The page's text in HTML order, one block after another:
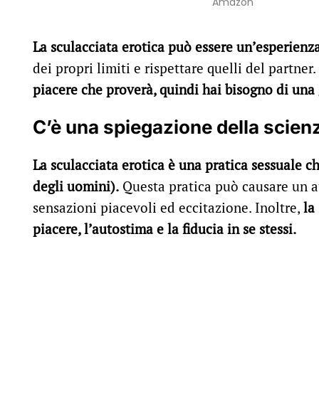
La sculacciata erotica può essere
dei propri limiti e rispettare quelli del partner.
piacere che proverà, quindi hai bisogno di
C’è una spiegazione della
La sculacciata erotica è una pratica sessuale
degli uomini). Questa pratica può causare un
sensazioni piacevoli ed eccitazione. Inoltre,la
piacere, l’autostima e la fiducia in se stessi.